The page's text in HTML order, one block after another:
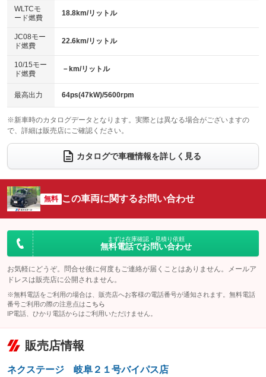
センターデフロック
：装備なし
電動格納ミラー
：装備あり
エアロ
：装備なし
：装備なし
パワーシート
ベンチシート
：装備あり
チップアップシート
：装備なし
：装備なし ：装備なし
ウォークスルー
：装備なし
電動リアゲート フロントカメラ
：装備あり
：装備なし ：装備あり
サイドカメラ
：装備あり ルーフレール
：装備なし
：装備なし
：装備なし
WLTCモ
ード燃費
18.8km/リットル
JC08モー
ド燃費
22.6km/リットル
10/15モー
ド燃費
－km/リットル
最高出力 64ps(47kW)/5600rpm
※新車時のカタログデータとなります。実際とは異なる場合がございますの
で、詳細は販売店にご確認ください。
カタログで車種情報を詳しく見る
無料 この車両に関するお問い合わせ
まずは在庫確認・見積り依頼
無料電話でお問い合わせ
お気軽にどうぞ。問合せ後に何度もご連絡が届くことはありません。メールア
ドレスは販売店に公開されません。
※無料電話をご利用の場合は、販売店へお客様の電話番号が通知されます。無料電話
番号ご利用の際の注意点は こちら
IP電話、ひかり電話からはご利用いただけません。
販売店情報
ネクステージ 岐阜２１号バイパス店